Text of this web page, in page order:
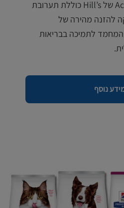
טכנולוגיית +ActivBiome של Hill’s כוללת תערובת
מהירה של
לתמיכה בבריאות
נוסף